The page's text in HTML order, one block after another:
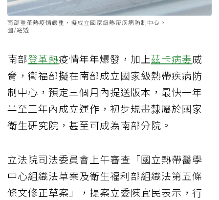
南部登革熱疫情嚴重，擬成立國家級熱帶疾病防制中心。
圖/路透
南部登革熱疫情年年爆發，加上茲卡病毒威
脅，衛福部擬在南部成立國家級熱帶疾病防
制中心，預定三個月內提送版本，最快一年
半至三年內成立運作，初步規畫隸屬於國家
衛生研究院，甚至可成為南部分院。
立法院司法委員會上午審查「國立熱帶醫學
中心組織法草案及衛生福利部組織法第五條
條文修正草案」，提案立委陳宜民表示，行